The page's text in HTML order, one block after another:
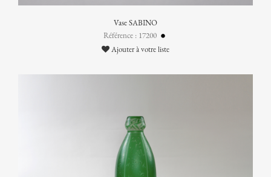
Vase SABINO
Référence : 17200
Ajouter à votre liste